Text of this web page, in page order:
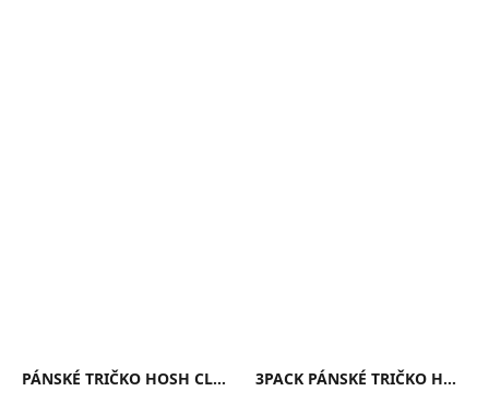
PÁNSKÉ TRIČKO HOSH CLASSIC ŠEDÝ MELÍR 3PACK PÁNSKÉ TRIČKO HOSH CLASSIC ŠEDÝ MELÍR